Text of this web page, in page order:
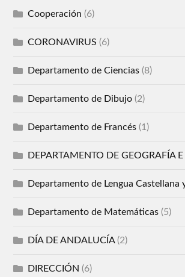
Cooperación (6)
CORONAVIRUS (6)
Departamento de Ciencias (8)
Departamento de Dibujo (2)
Departamento de Francés (1)
DEPARTAMENTO DE GEOGRAFÍA
Departamento de Lengua Castellana
Departamento de Matemáticas (5)
DÍA DE ANDALUCÍA(2)
DIRECCIÓN (6)